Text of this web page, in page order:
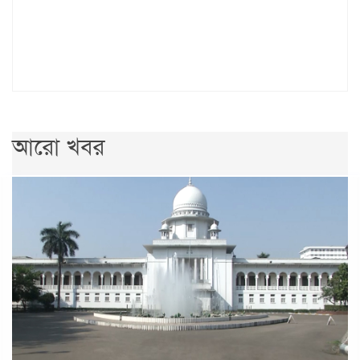
আরো খবর